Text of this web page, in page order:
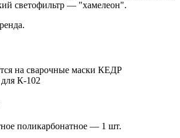
светофильтр — "хамелеон".
на сварочные маски КЕДР
К-102
поликарбонатное — 1 шт.